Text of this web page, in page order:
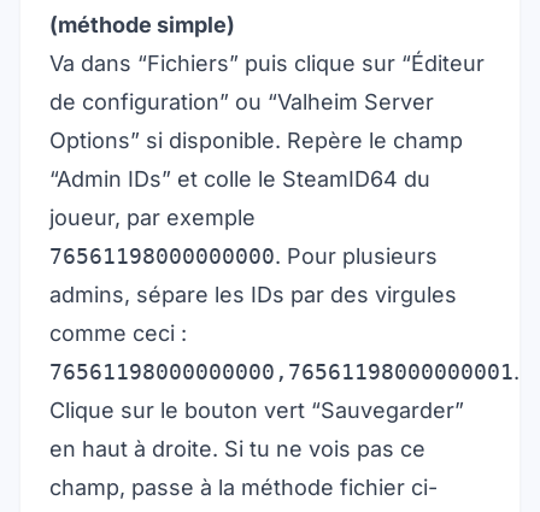
(méthode simple)
Va dans “Fichiers” puis clique sur “Éditeur
de configuration” ou “Valheim Server
Options” si disponible. Repère le champ
“Admin IDs” et colle le SteamID64 du
joueur, par exemple
76561198000000000. Pour plusieurs
admins, sépare les IDs par des virgules
comme ceci :
76561198000000000,76561198000000001.
Clique sur le bouton vert “Sauvegarder”
en haut à droite. Si tu ne vois pas ce
champ, passe à la méthode fichier ci-